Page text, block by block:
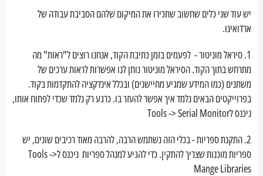
יש עוד שני כלים שחשוב שתכירו את המיקום שלהם הסביבת עבודה של
ארדואינו.
1. סיראל מוניטור - לפעמים בזמן כתיבת הקוד, אנחנו רוצים ל"ראות" מה
מתרחש בתוך הקוד. הסיראל מוניטור נותן לנו אפשרות לראות ערכים של
משתנים (כמו המידע שמגיע מחיישנים) ובכלל אינדקציה להתקדמות בקוד.
בפרוייקטים הבאים נלמד איך אפשר להעזר בו. כרגע רק נלמד שכדי לפתוח אותו,
ניכנס לTools -> Serial Monitor
2. התקנת ספריות - בכלי הזה נשתמש הרבה, להרבה מאוד רכיבים שונים, יש
ספריות מוכנות שצריך להתקין. כדי להגיע למנהל ספריות ניכנס לTools ->
Mange Libraries